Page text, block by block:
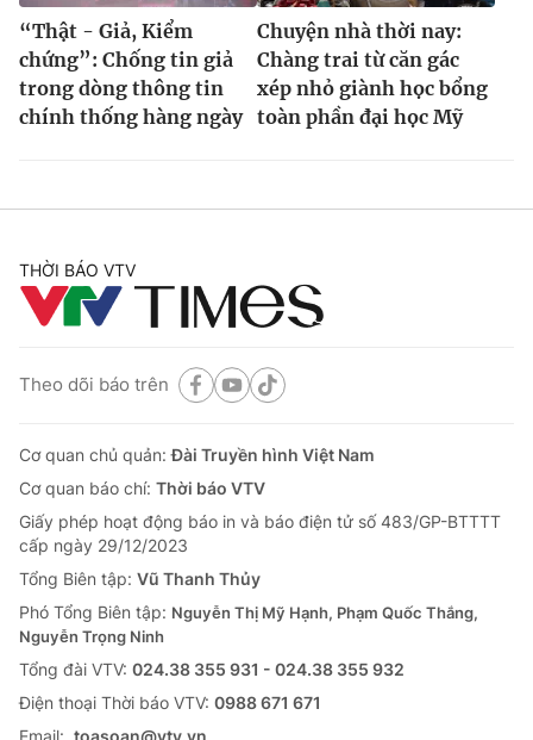
“Thật - Giả, Kiểm
chứng”: Chống tin giả
trong dòng thông tin
chính thống hàng ngày
Chuyện nhà thời nay:
Chàng trai từ căn gác
xép nhỏ giành học bổng
toàn phần đại học Mỹ
THỜI BÁO VTV
Theo dõi báo trên
Cơ quan chủ quản:Đài Truyền hình Việt Nam
Cơ quan báo chí: Thời báo VTV
Giấy phép hoạt động báo in và báo điện tử số 483/GP-BTTTT
cấp ngày 29/12/2023
Tổng Biên tập: Vũ Thanh Thủy
Phó Tổng Biên tập: Nguyễn Thị Mỹ Hạnh, Phạm Quốc Thắng,
Nguyễn Trọng Ninh
Tổng đài VTV: 024.38 355 931 - 024.38 355 932
Ðiện thoại Thời báo VTV: 0988 671 671
Email: toasoan@vtv.vn